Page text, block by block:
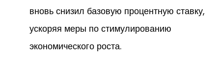
вновь снизил базовую процентную ставку,
ускоряя меры по стимулированию
экономического роста.